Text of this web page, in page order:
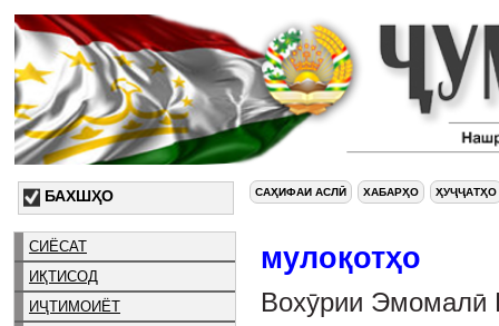
БАХШҲО
СИЁСАТ
ИҚТИСОД
ИҶТИМОИЁТ
САҲИФАИ АСЛӢ ХАБАРҲО ҲУҶҶАТҲО
мулоқотҳо
Вохӯрии Эмомалӣ